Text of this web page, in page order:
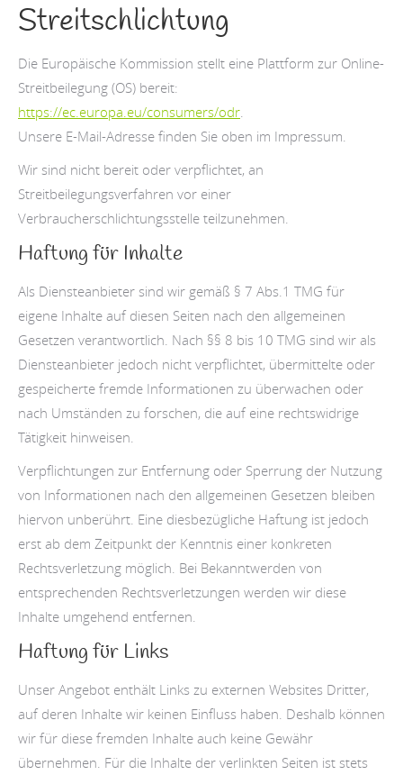
Streitschlichtung
Die Europäische Kommission stellt eine Plattform zur Online-
Streitbeilegung (OS) bereit:
https://ec.europa.eu/consumers/odr.
Unsere E-Mail-Adresse finden Sie oben im Impressum.
Wir sind nicht bereit oder verpflichtet, an
Streitbeilegungsverfahren vor einer
Verbraucherschlichtungsstelle teilzunehmen.
Haftung für Inhalte
Als Diensteanbieter sind wir gemäß § 7 Abs.1 TMG für
eigene Inhalte auf diesen Seiten nach den allgemeinen
Gesetzen verantwortlich. Nach §§ 8 bis 10 TMG sind wir als
Diensteanbieter jedoch nicht verpflichtet, übermittelte oder
gespeicherte fremde Informationen zu überwachen oder
nach Umständen zu forschen, die auf eine rechtswidrige
Tätigkeit hinweisen.
Verpflichtungen zur Entfernung oder Sperrung der Nutzung
von Informationen nach den allgemeinen Gesetzen bleiben
hiervon unberührt. Eine diesbezügliche Haftung ist jedoch
erst ab dem Zeitpunkt der Kenntnis einer konkreten
Rechtsverletzung möglich. Bei Bekanntwerden von
entsprechenden Rechtsverletzungen werden wir diese
Inhalte umgehend entfernen.
Haftung für Links
Unser Angebot enthält Links zu externen Websites Dritter,
auf deren Inhalte wir keinen Einfluss haben. Deshalb können
wir für diese fremden Inhalte auch keine Gewähr
übernehmen. Für die Inhalte der verlinkten Seiten ist stets